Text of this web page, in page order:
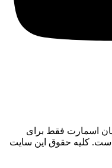
اسمارت فقط برای
است. کليه حقوق اين سايت